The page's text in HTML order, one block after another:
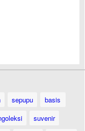
sepupu
basis
suvenir